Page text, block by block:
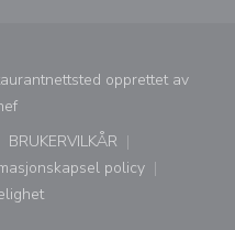
opprettet av
((åpner i et nytt vindu))
nytt vindu))
BRUKERVILKÅR
((åpner i et nytt vindu))
policy
((åpner i et nytt vindu))
i et nytt vindu))